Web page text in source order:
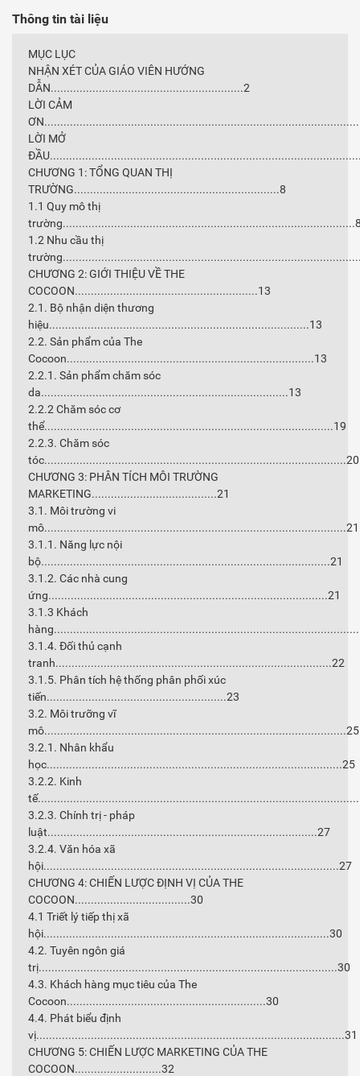
Thông tin tài liệu
MỤC LỤC
NHẬN XÉT CỦA GIÁO VIÊN HƯỚNG
DẪN............................................................2
LỜI CẢM
LỜI MỞ
CHƯƠNG 1: TỔNG QUAN THỊ
TRƯỜNG................................................................8
1.1 Quy mô thị
1.2 Nhu cầu thị
CHƯƠNG 2: GIỚI THIỆU VỀ THE
COCOON.........................................................13
2.1. Bộ nhận diện thương
hiệu.................................................................................13
2.2. Sản phẩm của The
Cocoon.............................................................................13
2.2.1. Sản phẩm chăm sóc
da.............................................................................13
2.2.2 Chăm sóc cơ
thể..........................................................................................19
2.2.3. Chăm sóc
tóc..............................................................................................20
CHƯƠNG 3: PHÂN TÍCH MÔI TRƯỜNG
MARKETING.......................................21
3.1. Môi trường vi
mô..............................................................................................21
3.1.1. Năng lực nội
bộ..........................................................................................21
3.1.2. Các nhà cung
ứng.......................................................................................21
3.1.3 Khách
3.1.4. Đối thủ cạnh
tranh......................................................................................22
3.1.5. Phân tích hệ thống phân phối xúc
tiến........................................................23
3.2. Môi trưỡng vĩ
mô..............................................................................................25
3.2.1. Nhân khẩu
học............................................................................................25
3.2.2. Kinh
3.2.3. Chính trị - pháp
luật....................................................................................27
3.2.4. Văn hóa xã
hội............................................................................................27
CHƯƠNG 4: CHIẾN LƯỢC ĐỊNH VỊ CỦA THE
COCOON....................................30
4.1 Triết lý tiếp thị xã
hội.........................................................................................30
4.2. Tuyên ngôn giá
trị.............................................................................................30
4.3. Khách hàng mục tiêu của The
Cocoon..............................................................30
4.4. Phát biểu định
vị................................................................................................31
CHƯƠNG 5: CHIẾN LƯỢC MARKETING CỦA THE
COCOON...........................32